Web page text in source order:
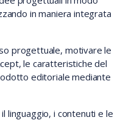
in maniera integrata
progettuale, motivare le
le caratteristiche del
editoriale mediante
linguaggio, i contenuti e le